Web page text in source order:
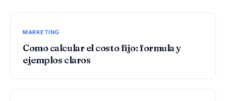
MARKETING
Como calcular el costo fijo: formula y
ejemplos claros